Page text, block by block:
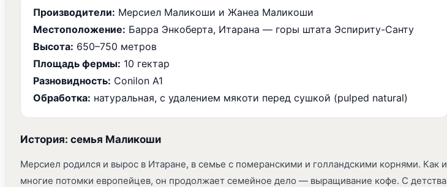
Производители: Мерсиел Маликоши и Жанеа Маликоши
Местоположение: Барра Энкоберта, Итарана — горы штата Эспириту-Санту
Высота: 650–750 метров
Площадь фермы: 10 гектар
Разновидность: Conilon A1
Обработка: натуральная, с удалением мякоти перед сушкой (pulped natural)
История: cемья Маликоши
Мерсиел родился и вырос в Итаране, в семье с померанскими и голландскими корнями. Как и
многие потомки европейцев, он продолжает семейное дело — выращивание кофе. С детства